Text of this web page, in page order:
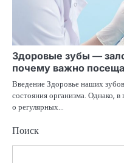
Здоровые зубы —
почему важно
Введение Здоровье наших
состояния организма. Однако,
о регулярных…
Поиск